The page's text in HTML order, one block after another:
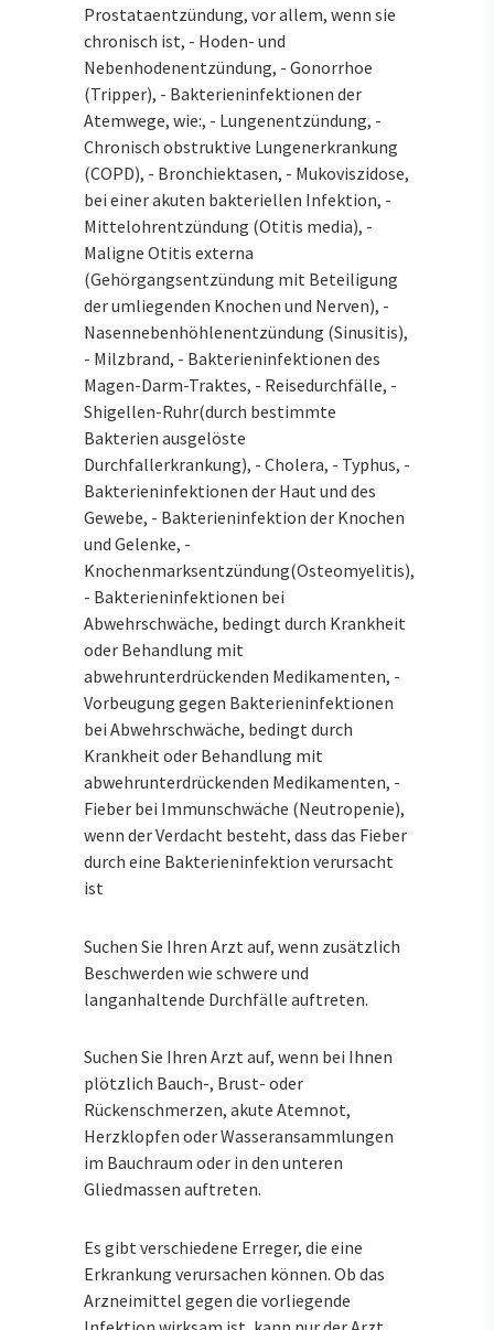
Prostataentzündung, vor allem, wenn sie
chronisch ist, - Hoden- und
Nebenhodenentzündung, - Gonorrhoe
(Tripper), - Bakterieninfektionen der
Atemwege, wie:, - Lungenentzündung, -
Chronisch obstruktive Lungenerkrankung
(COPD), - Bronchiektasen, - Mukoviszidose,
bei einer akuten bakteriellen Infektion, -
Mittelohrentzündung (Otitis media), -
Maligne Otitis externa
(Gehörgangsentzündung mit Beteiligung
der umliegenden Knochen und Nerven), -
Nasennebenhöhlenentzündung (Sinusitis),
- Milzbrand, - Bakterieninfektionen des
Magen-Darm-Traktes, - Reisedurchfälle, -
Shigellen-Ruhr(durch bestimmte
Bakterien ausgelöste
Durchfallerkrankung), - Cholera, - Typhus, -
Bakterieninfektionen der Haut und des
Gewebe, - Bakterieninfektion der Knochen
und Gelenke, -
Knochenmarksentzündung(Osteomyelitis),
- Bakterieninfektionen bei
Abwehrschwäche, bedingt durch Krankheit
oder Behandlung mit
abwehrunterdrückenden Medikamenten, -
Vorbeugung gegen Bakterieninfektionen
bei Abwehrschwäche, bedingt durch
Krankheit oder Behandlung mit
abwehrunterdrückenden Medikamenten, -
Fieber bei Immunschwäche (Neutropenie),
wenn der Verdacht besteht, dass das Fieber
durch eine Bakterieninfektion verursacht
ist
Suchen Sie Ihren Arzt auf, wenn zusätzlich
Beschwerden wie schwere und
langanhaltende Durchfälle auftreten.
Suchen Sie Ihren Arzt auf, wenn bei Ihnen
plötzlich Bauch-, Brust- oder
Rückenschmerzen, akute Atemnot,
Herzklopfen oder Wasseransammlungen
im Bauchraum oder in den unteren
Gliedmassen auftreten.
Es gibt verschiedene Erreger, die eine
Erkrankung verursachen können. Ob das
Arzneimittel gegen die vorliegende